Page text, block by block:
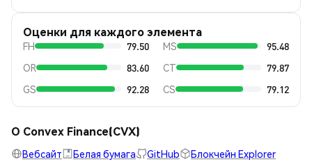
Оценки для каждого элемента
FH 79.50 MS
95.48
OR
83.60 CT
79.87
GS
92.28 CS 79.12
О Convex Finance(CVX)
Вебсайт Белая бумага GitHub Блокчейн Explorer